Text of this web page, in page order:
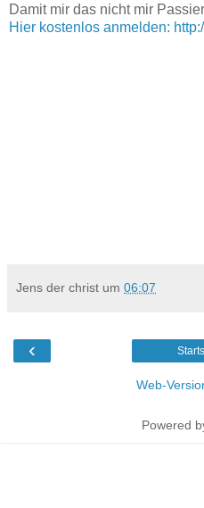
Damit mir das nicht mir
Hier kostenlos anmelden:
Jens der christ um 06:07
‹
Web-
Powered